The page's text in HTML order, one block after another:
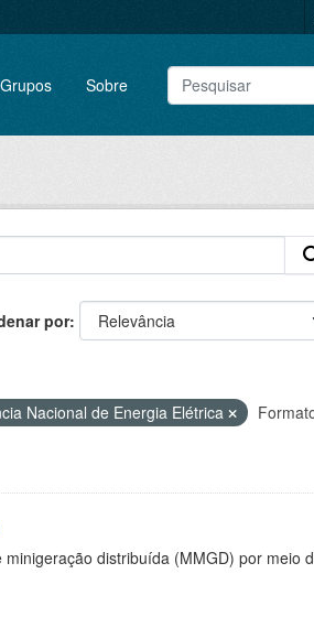
Grupos Sobre
por
Nacional de Energia Elétrica
distribuída (MMGD) por meio